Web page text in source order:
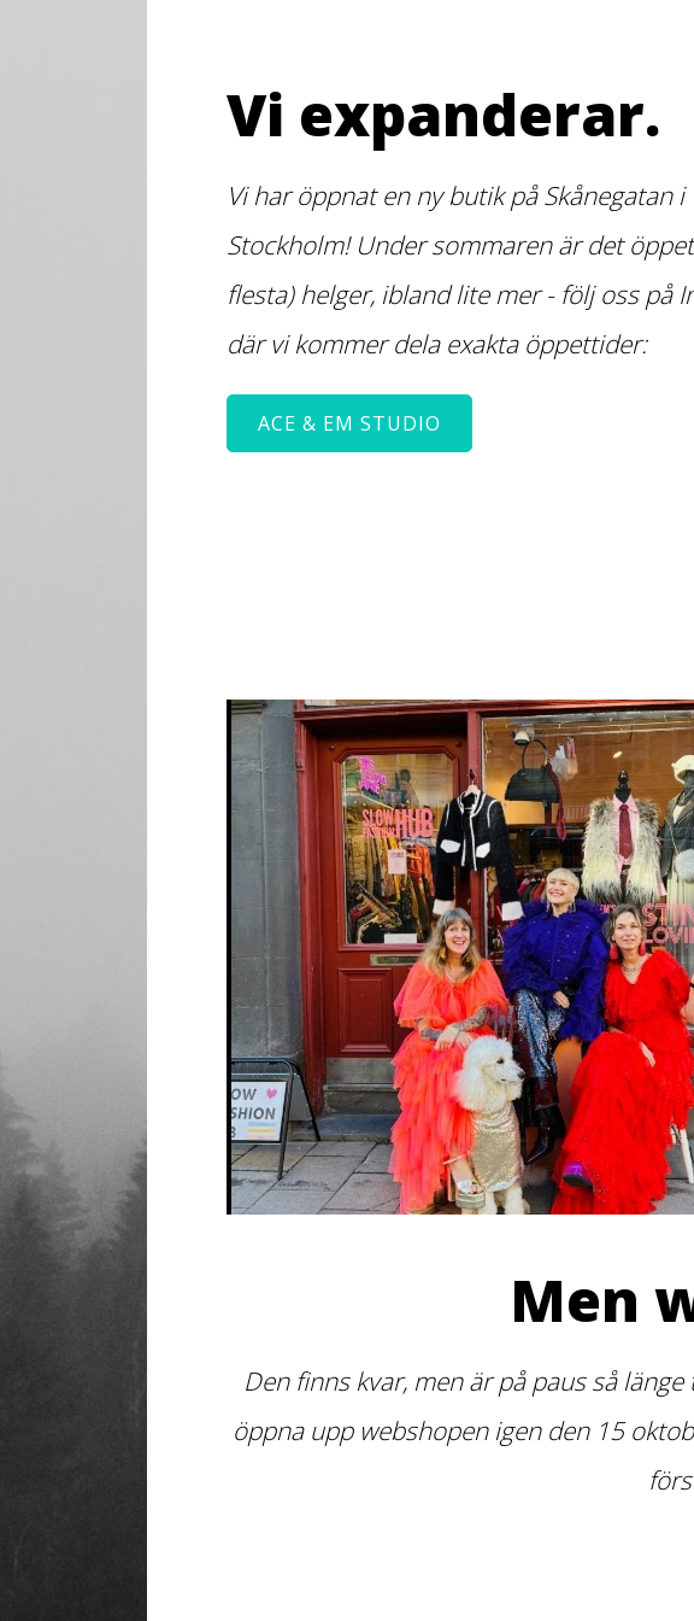
Vi expanderar.
Vi har öppnat en ny butik på Skånegatan i
Stockholm! Under sommaren är det
flesta) helger, ibland lite mer - följ oss på
där vi kommer dela exakta öppettider:
ACE & EM STUDIO
Men
Den finns kvar, men är på paus så
öppna upp webshopen igen den 15